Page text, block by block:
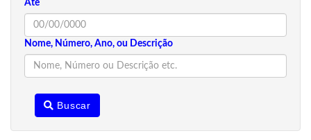
Ate
Nome, Número, Ano, ou Descrição
Buscar